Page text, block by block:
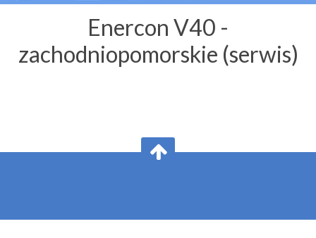
Enercon V40 -
zachodniopomorskie (serwis)